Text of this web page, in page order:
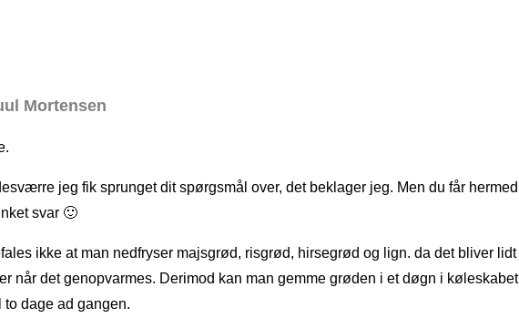
Mortensen
jeg fik sprunget dit spørgsmål over, det beklager jeg. Men du får
svar 🙂
ikke at man nedfryser majsgrød, risgrød, hirsegrød og lign. da det bliver
når det genopvarmes. Derimod kan man gemme grøden i et døgn i
to dage ad gangen.